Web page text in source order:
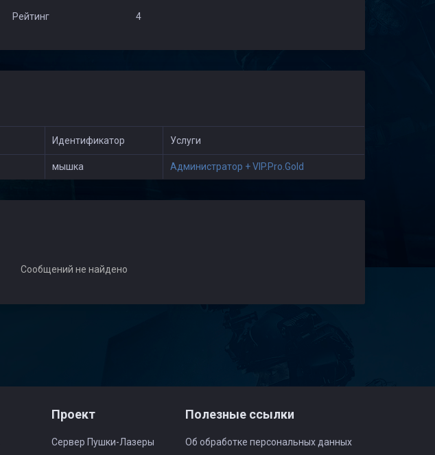
Рейтинг 4
Идентификатор Услуги
мышка Администратор + VIP.Pro.Gold
Сообщений не найдено
Проект
Сервер Пушки-Лазеры
Полезные ссылки
Об обработке персональных данных